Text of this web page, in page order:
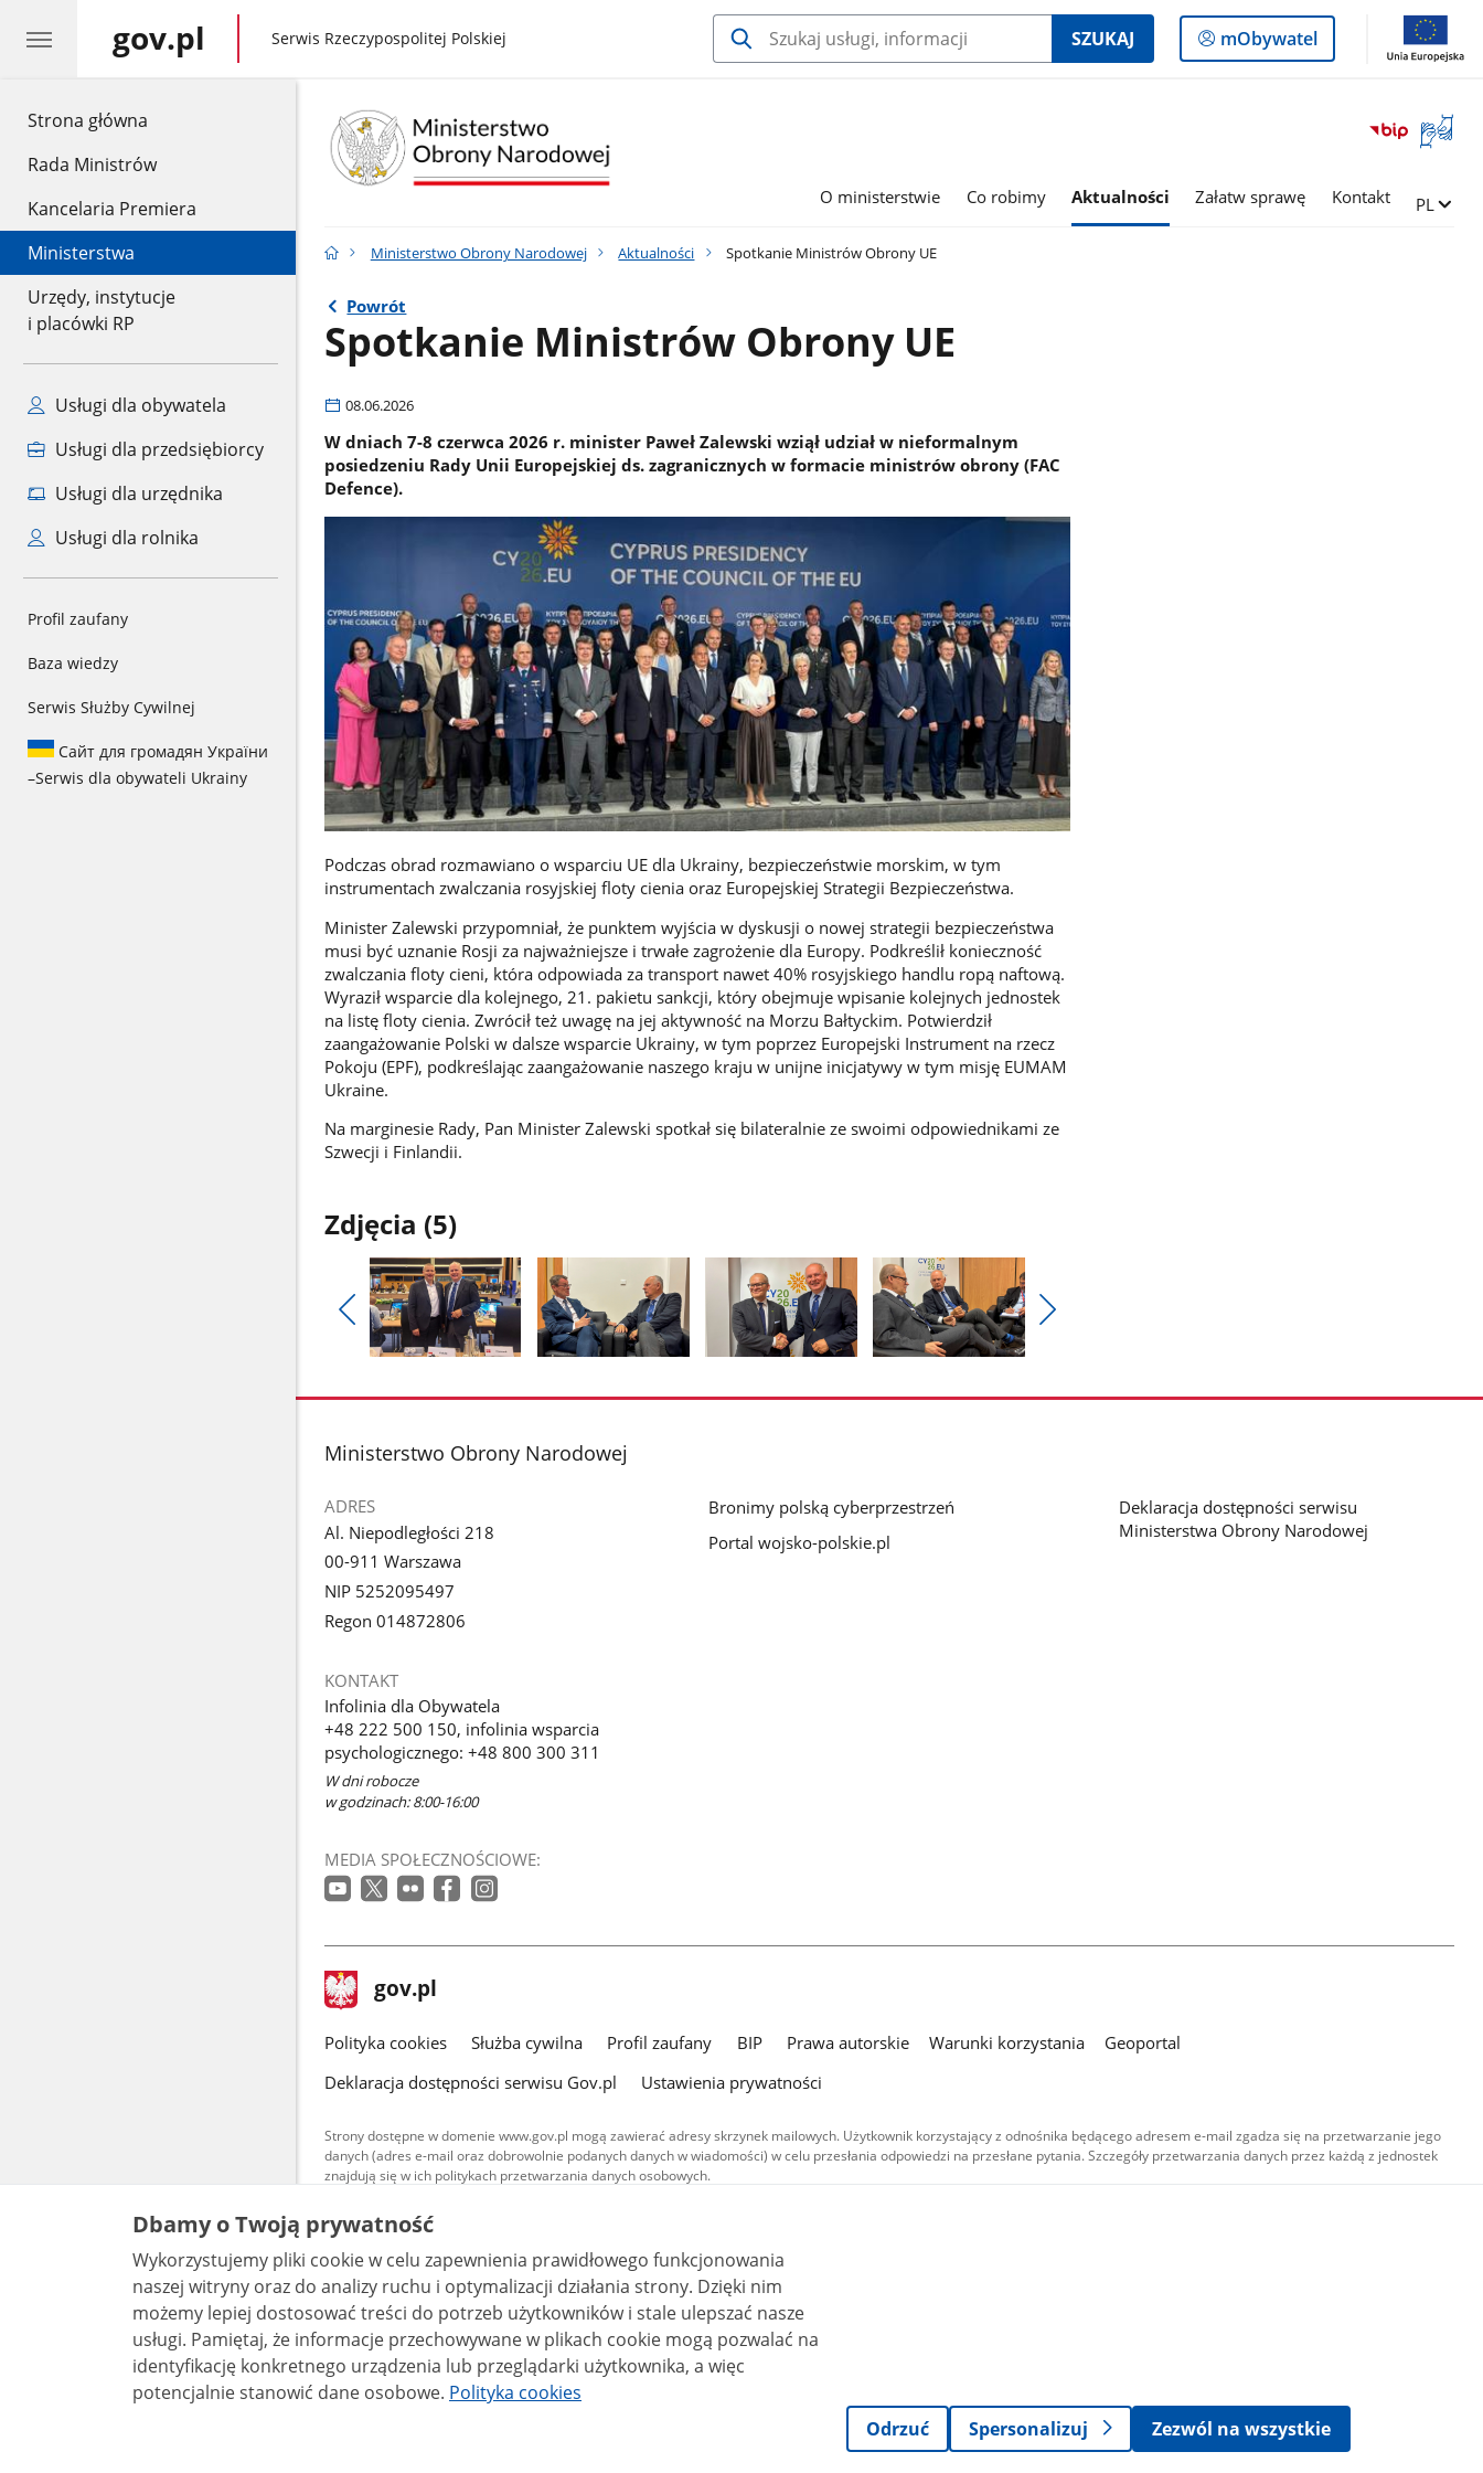
Strona główna
Rada Ministrów
Kancelaria Premiera
Ministerstwa
Urzędy, instytucje
i placówki RP
Usługi dla obywatela
Usługi dla przedsiębiorcy
Usługi dla urzędnika
Usługi dla rolnika
Profil zaufany
Baza wiedzy
Serwis Służby Cywilnej
Сайт для громадян України
–Serwis dla obywateli Ukrainy
gov.pl gov.pl
Serwis Rzeczypospolitej Polskiej SZUKAJ
Logowanie
do
mObywatel
Otwórz
okno
języka
O ministerstwie Co robimy Aktualności Załatw sprawę Kontakt Zmień
PL
Ministerstwo Obrony Narodowej Aktualności Spotkanie Ministrów Obrony UE
Powrót
Spotkanie Ministrów Obrony UE
08.06.2026
W dniach 7-8 czerwca 2026 r. minister Paweł Zalewski wziął udział w nieformalnym
posiedzeniu Rady Unii Europejskiej ds. zagranicznych w formacie ministrów obrony (FAC
Defence).
Podczas obrad rozmawiano o wsparciu UE dla Ukrainy, bezpieczeństwie morskim, w tym
instrumentach zwalczania rosyjskiej floty cienia oraz Europejskiej Strategii Bezpieczeństwa.
Minister Zalewski przypomniał, że punktem wyjścia w dyskusji o nowej strategii bezpieczeństwa
musi być uznanie Rosji za najważniejsze i trwałe zagrożenie dla Europy. Podkreślił konieczność
zwalczania floty cieni, która odpowiada za transport nawet 40% rosyjskiego handlu ropą naftową.
Wyraził wsparcie dla kolejnego, 21. pakietu sankcji, który obejmuje wpisanie kolejnych jednostek
na listę floty cienia. Zwrócił też uwagę na jej aktywność na Morzu Bałtyckim. Potwierdził
zaangażowanie Polski w dalsze wsparcie Ukrainy, w tym poprzez Europejski Instrument na rzecz
Pokoju (EPF), podkreślając zaangażowanie naszego kraju w unijne inicjatywy w tym misję EUMAM
Ukraine.
Na marginesie Rady, Pan Minister Zalewski spotkał się bilateralnie ze swoimi odpowiednikami ze
Szwecji i Finlandii.
Zdjęcia (5)
Pokaż
poprzednie
galerii.
galerii.
stopka
Ministerstwo Obrony Narodowej
ADRES
Al. Niepodległości 218
00-911 Warszawa
NIP 5252095497
Regon 014872806
KONTAKT
Infolinia dla Obywatela
+48 222 500 150, infolinia wsparcia
psychologicznego: +48 800 300 311
W dni robocze
w godzinach: 8:00-16:00
MEDIA SPOŁECZNOŚCIOWE:
Bronimy polską cyberprzestrzeń
Portal wojsko-polskie.pl
Deklaracja dostępności serwisu
Ministerstwa Obrony Narodowej
stopka
gov.pl Strona
gov.pl
gov.pl
Polityka cookies Służba cywilna Profil zaufany BIP Prawa autorskie Warunki korzystania
Geoportal
Deklaracja dostępności serwisu Gov.pl
Ustawienia prywatności
Strony dostępne w domenie www.gov.pl mogą zawierać adresy skrzynek mailowych. Użytkownik korzystający z odnośnika będącego adresem e-mail zgadza się na przetwarzanie jego
danych (adres e-mail oraz dobrowolnie podanych danych w wiadomości) w celu przesłania odpowiedzi na przesłane pytania. Szczegóły przetwarzania danych przez każdą z jednostek
znajdują się w ich politykach przetwarzania danych osobowych.
Treści tekstowe publikowane w serwisie (z wyłączeniem treści audiowizualnych), są
udostępniane na licencji typu Creative Commons: uznanie autorstwa - na tych samych
warunkach 4.0 (CC BY-SA 4.0). Materiały audiowizualne, w tym zdjęcia, materiały audio i wideo,
są udostępniane na licencji typu Creative Commons: uznanie autorstwa użycie niekomercyjne -
bez utworów zależnych 4.0 (CC BY-NC-ND 4.0), o ile nie jest to stwierdzone inaczej.
Dbamy o Twoją prywatność
Wykorzystujemy pliki cookie w celu zapewnienia prawidłowego funkcjonowania
naszej witryny oraz do analizy ruchu i optymalizacji działania strony. Dzięki nim
możemy lepiej dostosować treści do potrzeb użytkowników i stale ulepszać nasze
usługi. Pamiętaj, że informacje przechowywane w plikach cookie mogą pozwalać na
identyfikację konkretnego urządzenia lub przeglądarki użytkownika, a więc
potencjalnie stanowić dane osobowe. Polityka cookies
Odrzuć
Spersonalizuj Zezwól na wszystkie